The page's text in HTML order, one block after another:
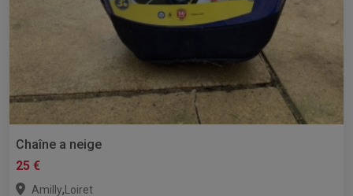
Chaîne a neige
25 €
Amilly, Loiret